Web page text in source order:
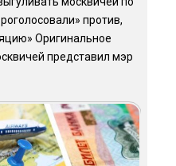
против,
Оригинальное
представил мэр